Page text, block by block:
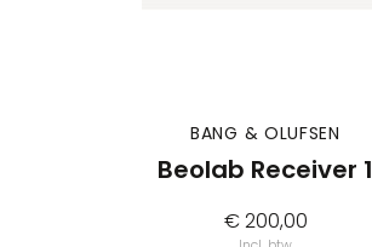
BANG & OLUFSEN
Beolab Receiver 1
€ 200,00